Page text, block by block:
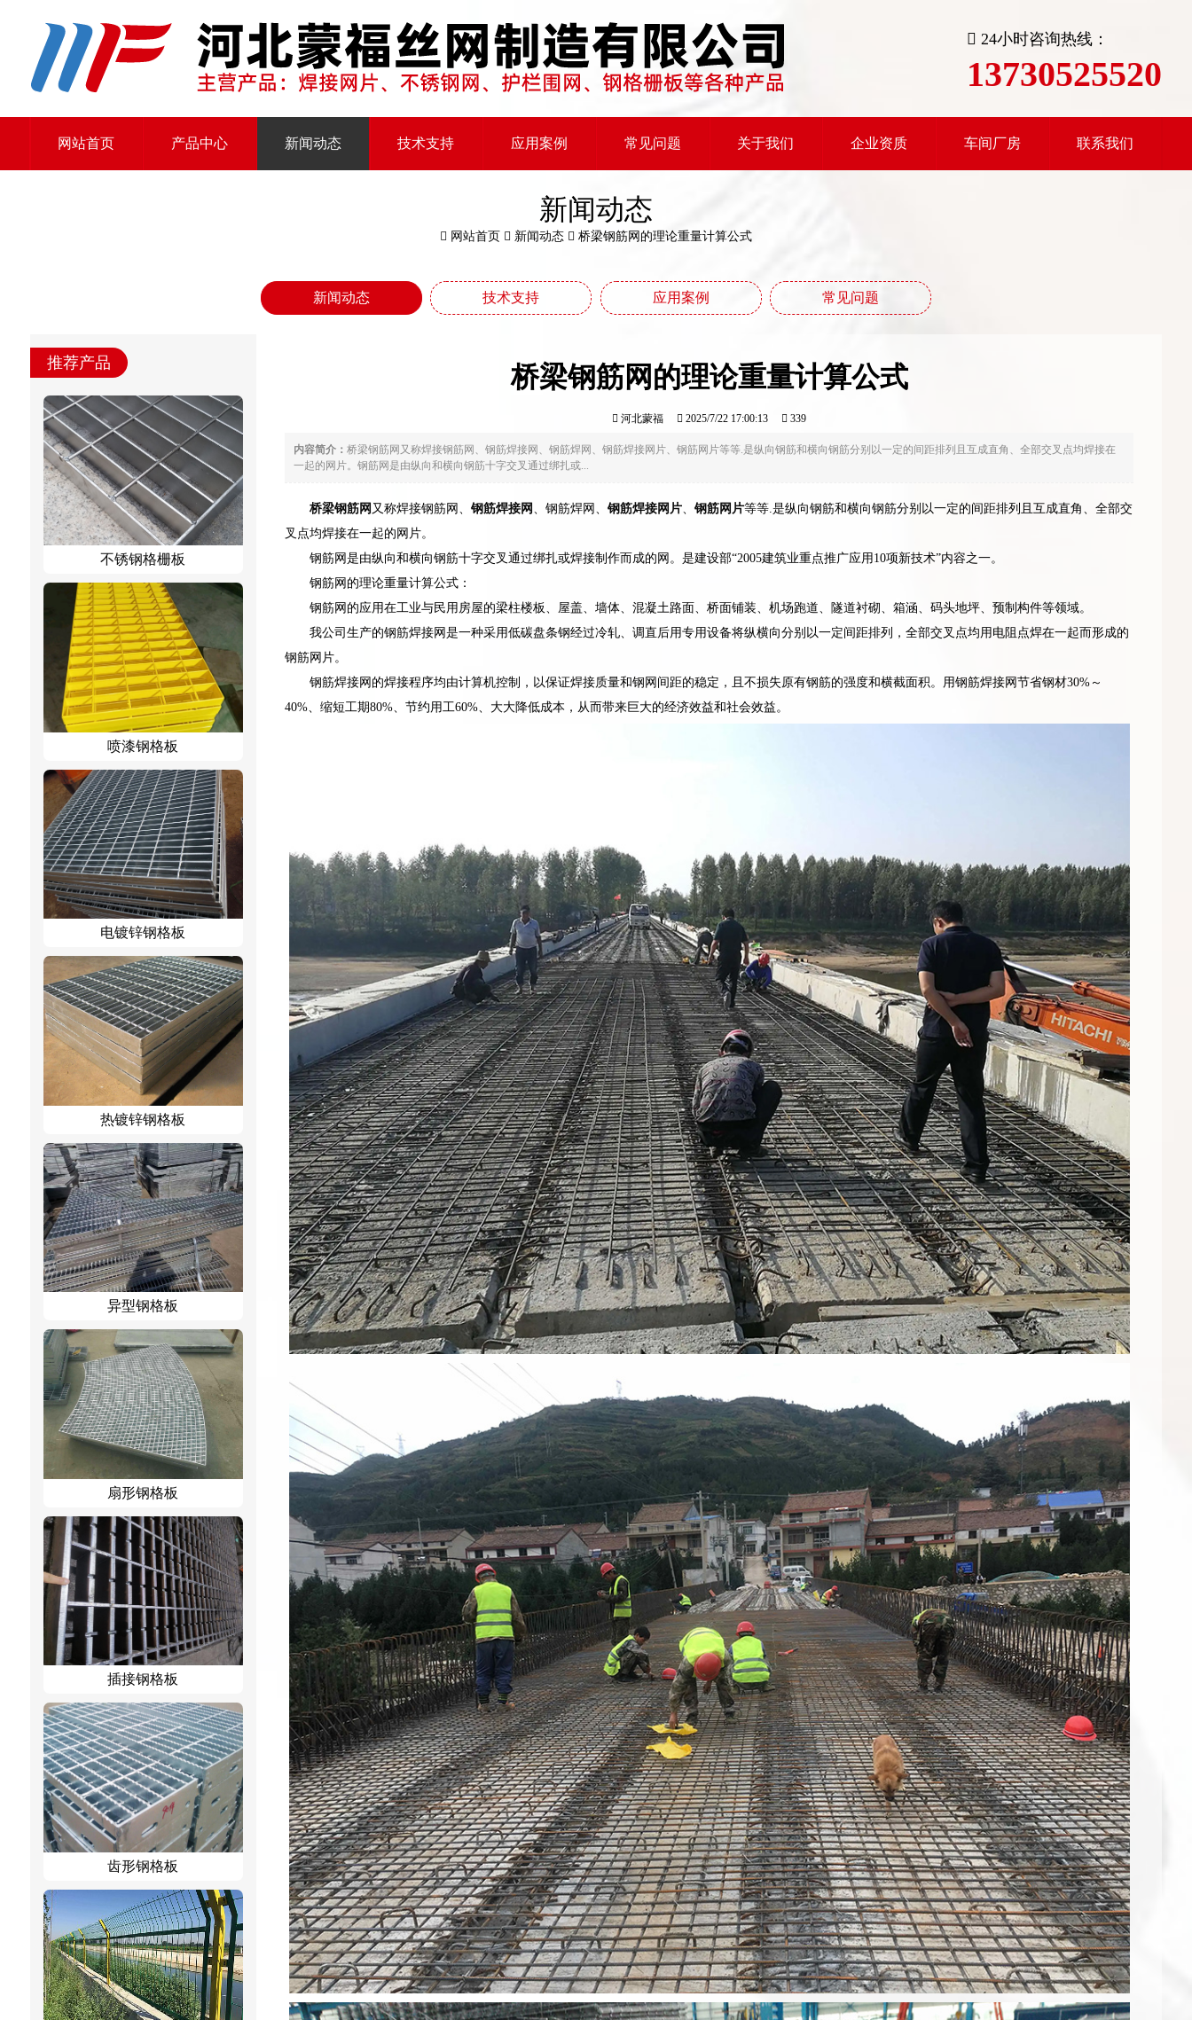
24小时咨询热线：
13730525520
网站首页 产品中心 新闻动态 技术支持 应用案例 常见问题 关于我们 企业资质 车间厂房 联系我们
新闻动态
网站首页 新闻动态 桥梁钢筋网的理论重量计算公式
新闻动态 技术支持 应用案例 常见问题
推荐产品
不锈钢格栅板
喷漆钢格板
电镀锌钢格板
热镀锌钢格板
异型钢格板
扇形钢格板
插接钢格板
齿形钢格板
桥梁钢筋网的理论重量计算公式
河北蒙福 2025/7/22 17:00:13 339
内容简介： 桥梁钢筋网又称焊接钢筋网、钢筋焊接网、钢筋焊网、钢筋焊接网片、钢筋网片等等.是纵向钢筋和横向钢筋分别以一定的间距排列且互成直角、全部交叉点均焊接在
一起的网片。钢筋网是由纵向和横向钢筋十字交叉通过绑扎或...
桥梁钢筋网 又称焊接钢筋网、 钢筋焊接网 、钢筋焊网、 钢筋焊接网片、 钢筋网片等等.是纵向钢筋和横向钢筋分别以一定的间距排列且互成直角、全部交
叉点均焊接在一起的网片。
钢筋网是由纵向和横向钢筋十字交叉通过绑扎或焊接制作而成的网。是建设部“2005建筑业重点推广应用10项新技术”内容之一。
钢筋网的理论重量计算公式：
钢筋网的应用在工业与民用房屋的梁柱楼板、屋盖、墙体、混凝土路面、桥面铺装、机场跑道、隧道衬砌、箱涵、码头地坪、预制构件等领域。
我公司生产的钢筋焊接网是一种采用低碳盘条钢经过冷轧、调直后用专用设备将纵横向分别以一定间距排列，全部交叉点均用电阻点焊在一起而形成的
钢筋网片。
钢筋焊接网的焊接程序均由计算机控制，以保证焊接质量和钢网间距的稳定，且不损失原有钢筋的强度和横截面积。用钢筋焊接网节省钢材30%～
40%、缩短工期80%、节约用工60%、大大降低成本，从而带来巨大的经济效益和社会效益。